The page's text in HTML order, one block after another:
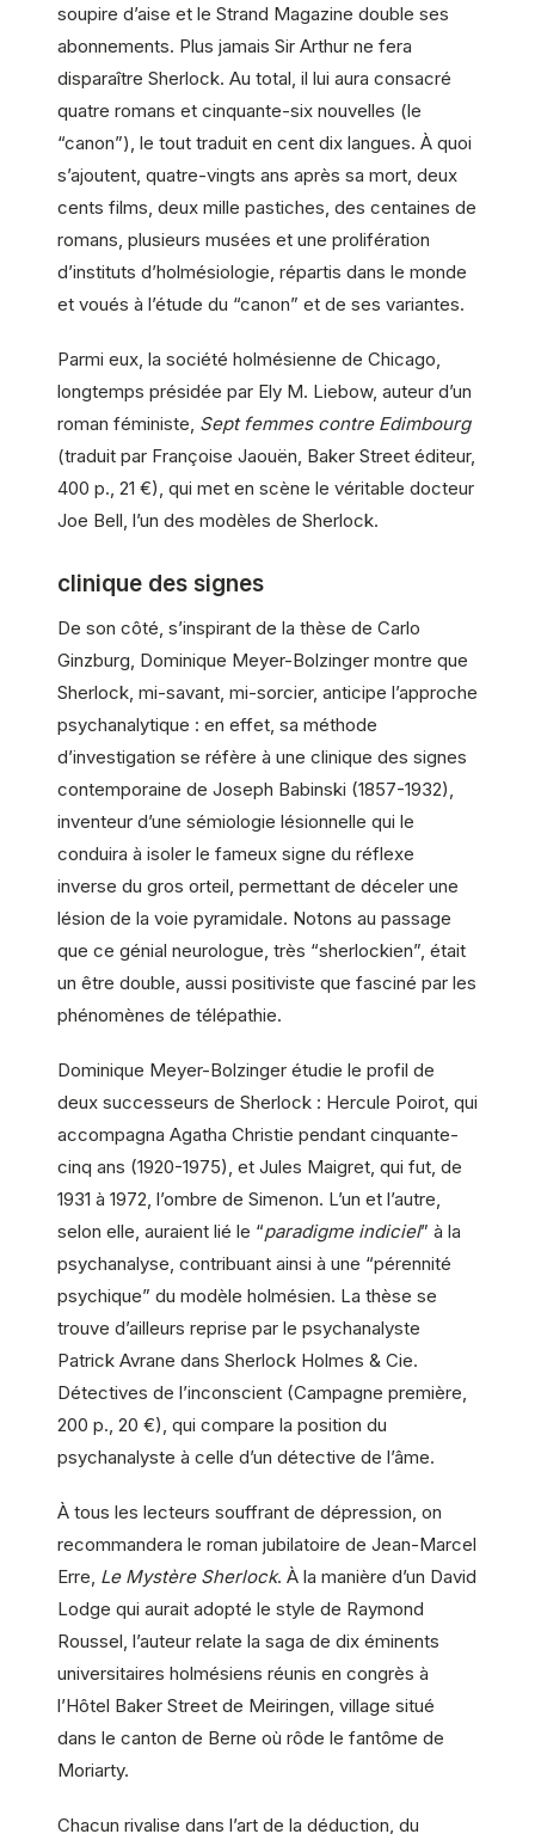
soupire d’aise et le Strand Magazine double ses
abonnements. Plus jamais Sir Arthur ne fera
disparaître Sherlock. Au total, il lui aura consacré
quatre romans et cinquante-six nouvelles (le
“canon”), le tout traduit en cent dix langues. À quoi
s’ajoutent, quatre-vingts ans après sa mort, deux
cents films, deux mille pastiches, des centaines de
romans, plusieurs musées et une prolifération
d’instituts d’holmésiologie, répartis dans le monde
et voués à l’étude du “canon” et de ses variantes.
Parmi eux, la société holmésienne de Chicago,
longtemps présidée par Ely M. Liebow, auteur d’un
roman féministe, Sept femmes contre Edimbourg
(traduit par Françoise Jaouën, Baker Street éditeur,
400 p., 21 €), qui met en scène le véritable docteur
Joe Bell, l’un des modèles de Sherlock.
clinique des signes
De son côté, s’inspirant de la thèse de Carlo
Ginzburg, Dominique Meyer-Bolzinger montre que
Sherlock, mi-savant, mi-sorcier, anticipe l’approche
psychanalytique : en effet, sa méthode
d’investigation se réfère à une clinique des signes
contemporaine de Joseph Babinski (1857-1932),
inventeur d’une sémiologie lésionnelle qui le
conduira à isoler le fameux signe du réflexe
inverse du gros orteil, permettant de déceler une
lésion de la voie pyramidale. Notons au passage
que ce génial neurologue, très “sherlockien”, était
un être double, aussi positiviste que fasciné par les
phénomènes de télépathie.
Dominique Meyer-Bolzinger étudie le profil de
deux successeurs de Sherlock : Hercule Poirot, qui
accompagna Agatha Christie pendant cinquante-
cinq ans (1920-1975), et Jules Maigret, qui fut, de
1931 à 1972, l’ombre de Simenon. L’un et l’autre,
selon elle, auraient lié le “paradigme indiciel” à la
psychanalyse, contribuant ainsi à une “pérennité
psychique” du modèle holmésien. La thèse se
trouve d’ailleurs reprise par le psychanalyste
Patrick Avrane dans Sherlock Holmes & Cie.
Détectives de l’inconscient (Campagne première,
200 p., 20 €), qui compare la position du
psychanalyste à celle d’un détective de l’âme.
À tous les lecteurs souffrant de dépression, on
recommandera le roman jubilatoire de Jean-Marcel
Erre, Le Mystère Sherlock. À la manière d’un David
Lodge qui aurait adopté le style de Raymond
Roussel, l’auteur relate la saga de dix éminents
universitaires holmésiens réunis en congrès à
l’Hôtel Baker Street de Meiringen, village situé
dans le canton de Berne où rôde le fantôme de
Moriarty.
Chacun rivalise dans l’art de la déduction, du